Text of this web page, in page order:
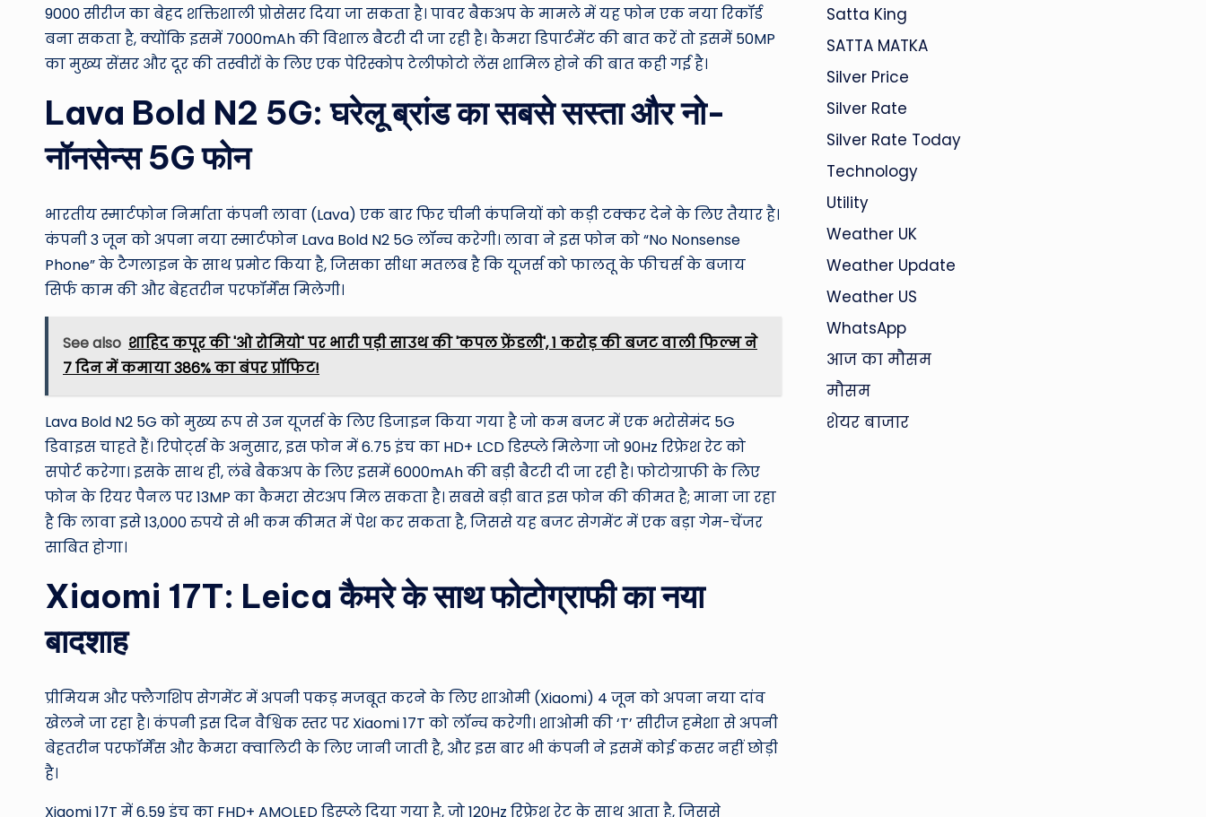
9000 सीरीज का बेहद शक्तिशाली प्रोसेसर दिया जा सकता है। पावर बैकअप के मामले में यह फोन एक नया रिकॉर्ड
बना सकता है, क्योंकि इसमें 7000mAh की विशाल बैटरी दी जा रही है। कैमरा डिपार्टमेंट की बात करें तो इसमें 50MP
का मुख्य सेंसर और दूर की तस्वीरों के लिए एक पेरिस्कोप टेलीफोटो लेंस शामिल होने की बात कही गई है।
Lava Bold N2 5G: घरेलू ब्रांड का सबसे सस्ता और नो-
नॉनसेन्स 5G फोन
भारतीय स्मार्टफोन निर्माता कंपनी लावा (Lava) एक बार फिर चीनी कंपनियों को कड़ी टक्कर देने के लिए तैयार है।
कंपनी 3 जून को अपना नया स्मार्टफोन Lava Bold N2 5G लॉन्च करेगी। लावा ने इस फोन को “No Nonsense
Phone” के टैगलाइन के साथ प्रमोट किया है, जिसका सीधा मतलब है कि यूजर्स को फालतू के फीचर्स के बजाय
सिर्फ काम की और बेहतरीन परफॉर्मेंस मिलेगी।
See also शाहिद कपूर की 'ओ रोमियो' पर भारी पड़ी साउथ की 'कपल फ्रेंडली', 1 करोड़ की बजट वाली फिल्म ने
7 दिन में कमाया 386% का बंपर प्रॉफिट!
Lava Bold N2 5G को मुख्य रूप से उन यूजर्स के लिए डिजाइन किया गया है जो कम बजट में एक भरोसेमंद 5G
डिवाइस चाहते हैं। रिपोर्ट्स के अनुसार, इस फोन में 6.75 इंच का HD+ LCD डिस्प्ले मिलेगा जो 90Hz रिफ्रेश रेट को
सपोर्ट करेगा। इसके साथ ही, लंबे बैकअप के लिए इसमें 6000mAh की बड़ी बैटरी दी जा रही है। फोटोग्राफी के लिए
फोन के रियर पैनल पर 13MP का कैमरा सेटअप मिल सकता है। सबसे बड़ी बात इस फोन की कीमत है; माना जा रहा
है कि लावा इसे 13,000 रुपये से भी कम कीमत में पेश कर सकता है, जिससे यह बजट सेगमेंट में एक बड़ा गेम-चेंजर
साबित होगा।
Xiaomi 17T: Leica कैमरे के साथ फोटोग्राफी का नया
बादशाह
प्रीमियम और फ्लैगशिप सेगमेंट में अपनी पकड़ मजबूत करने के लिए शाओमी (Xiaomi) 4 जून को अपना नया दांव
खेलने जा रहा है। कंपनी इस दिन वैश्विक स्तर पर Xiaomi 17T को लॉन्च करेगी। शाओमी की ‘T’ सीरीज हमेशा से अपनी
बेहतरीन परफॉर्मेंस और कैमरा क्वालिटी के लिए जानी जाती है, और इस बार भी कंपनी ने इसमें कोई कसर नहीं छोड़ी
है।
Xiaomi 17T में 6.59 इंच का FHD+ AMOLED डिस्प्ले दिया गया है, जो 120Hz रिफ्रेश रेट के साथ आता है, जिससे
Satta King
SATTA MATKA
Silver Price
Silver Rate
Silver Rate Today
Technology
Utility
Weather UK
Weather Update
Weather US
WhatsApp
आज का मौसम
मौसम
शेयर बाजार